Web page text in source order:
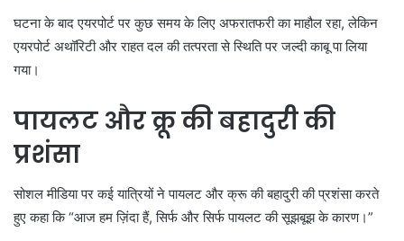
घटना के बाद एयरपोर्ट पर कुछ समय के लिए अफरातफरी का माहौल रहा, लेकिन
एयरपोर्ट अथॉरिटी और राहत दल की तत्परता से स्थिति पर जल्दी काबू पा लिया
गया।
पायलट और क्रू की बहादुरी की
प्रशंसा
सोशल मीडिया पर कई यात्रियों ने पायलट और क्रू की बहादुरी की प्रशंसा करते
हुए कहा कि “आज हम ज़िंदा हैं, सिर्फ और सिर्फ पायलट की सूझबूझ के कारण।”